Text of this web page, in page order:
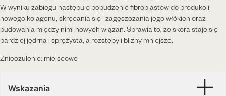
W wyniku zabiegu następuje pobudzenie fibroblastów do produkcji
nowego kolagenu, skręcania się i zagęszczania jego włókien oraz
budowania między nimi nowych wiązań. Sprawia to, że skóra staje się
bardziej jędrna i sprężysta, a rozstępy i blizny mniejsze.
Znieczulenie: miejscowe
Wskazania